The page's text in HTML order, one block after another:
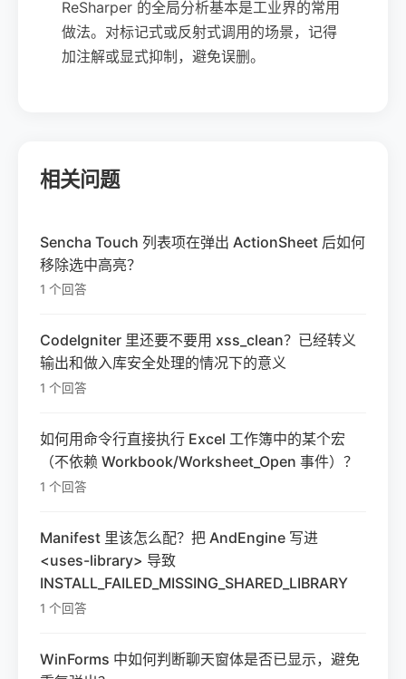
ReSharper 的全局分析基本是工业界的常用
做法。对标记式或反射式调用的场景，记得
加注解或显式抑制，避免误删。
相关问题
Sencha Touch 列表项在弹出 ActionSheet 后如何
移除选中高亮？
1 个回答
CodeIgniter 里还要不要用 xss_clean？已经转义
输出和做入库安全处理的情况下的意义
1 个回答
如何用命令行直接执行 Excel 工作簿中的某个宏
（不依赖 Workbook/Worksheet_Open 事件）？
1 个回答
Manifest 里该怎么配？把 AndEngine 写进
<uses-library> 导致
INSTALL_FAILED_MISSING_SHARED_LIBRARY
1 个回答
WinForms 中如何判断聊天窗体是否已显示，避免